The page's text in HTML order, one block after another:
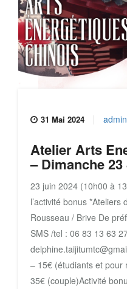
31 Mai 2024
Atelier Arts
– Dimanche
23 juin 2024 (10h00 à
l’activité bonus *Ateliers
Rousseau / Brive De
SMS /tel : 06 83 13 63
– 15€ (étudiants et pour
35€ (couple)Activité